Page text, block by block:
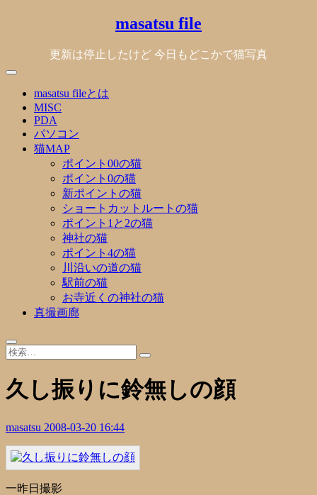
masatsu file
更新は停止したけど 今日もどこかで猫写真
masatsu fileとは
MISC
PDA
パソコン
猫MAP
ポイント00の猫
ポイント0の猫
新ポイントの猫
ショートカットルートの猫
ポイント1と2の猫
神社の猫
ポイント4の猫
川沿いの道の猫
駅前の猫
お寺近くの神社の猫
真撮画廊
久し振りに鈴無しの顔
masatsu 2008-03-20 16:44
一昨日撮影